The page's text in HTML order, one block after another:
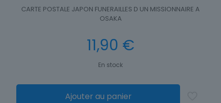
CARTE POSTALE JAPON FUNERAILLES D UN MISSIONNAIRE A
OSAKA
11,90 €
En stock
Ajouter au panier